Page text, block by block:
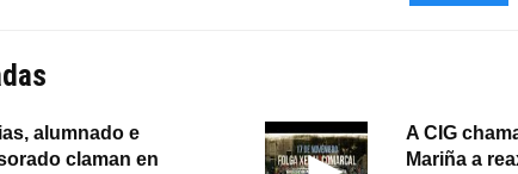
alumnado e
claman en
A CIG
Mariña a